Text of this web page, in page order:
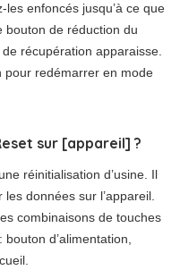
enfoncés jusqu’à ce que
bouton de réduction du
de récupération apparaisse.
pour redémarrer en mode
sur [appareil] ?
réinitialisation d’usine. Il
les données sur l’appareil.
combinaisons de touches
d’alimentation,